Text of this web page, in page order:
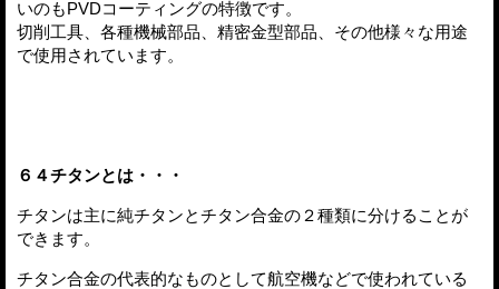
いのもPVDコーティングの特徴です。
切削工具、各種機械部品、精密金型部品、その他様々な用途
で使用されています。
６４チタンとは・・・
チタンは主に純チタンとチタン合金の２種類に分けることが
できます。
チタン合金の代表的なものとして航空機などで使われている